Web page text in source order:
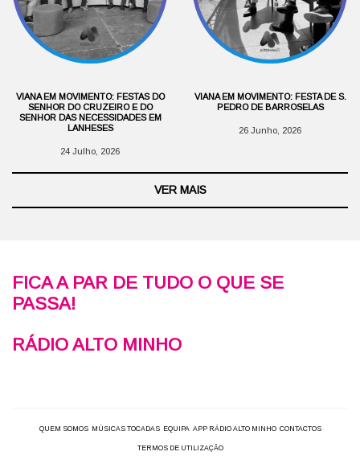
VIANA EM MOVIMENTO: FESTAS DO
SENHOR DO CRUZEIRO E DO
SENHOR DAS NECESSIDADES EM
LANHESES
24 Julho, 2026
VIANA EM MOVIMENTO: FESTA DE S.
PEDRO DE BARROSELAS
26 Junho, 2026
VER MAIS
FICA A PAR DE TUDO O QUE SE
PASSA!
RÁDIO ALTO MINHO
QUEM SOMOS MÚSICAS TOCADAS EQUIPA APP RÁDIO ALTO MINHO CONTACTOS
TERMOS DE UTILIZAÇÃO